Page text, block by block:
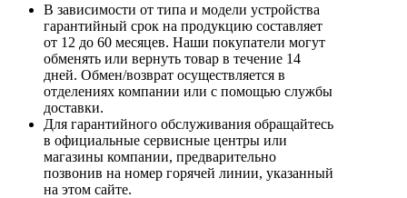
В зависимости от типа и модели устройства
гарантийный срок на продукцию составляет
от 12 до 60 месяцев. Наши покупатели могут
обменять или вернуть товар в течение 14
дней. Обмен/возврат осуществляется в
отделениях компании или с помощью службы
доставки.
Для гарантийного обслуживания обращайтесь
в официальные сервисные центры или
магазины компании, предварительно
позвонив на номер горячей линии, указанный
на этом сайте.